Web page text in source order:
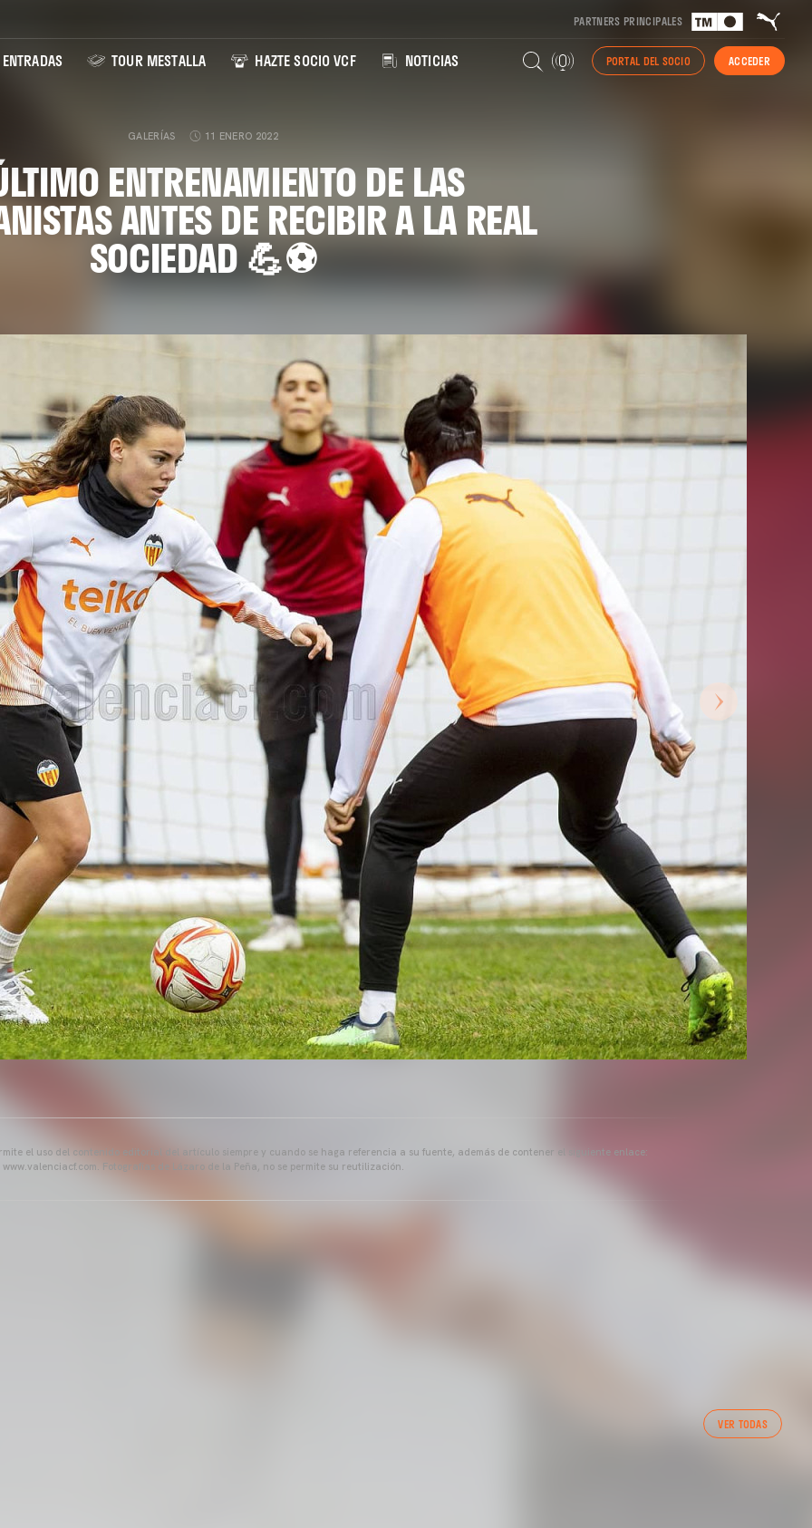
PARTNERS PRINCIPALES
ENTRADAS TOUR MESTALLA HAZTE SOCIO VCF NOTICIAS PORTAL DEL SOCIO ACCEDER
GALERÍAS 11 ENERO 2022
ENTRENAMIENTO DE LAS
ANTES DE RECIBIR A LA REAL
SOCIEDAD 💪⚽
el uso del contenido editorial del artículo siempre y cuando se haga referencia a su fuente, además de contener el siguiente enlace:
www.valenciacf.com. Fotografías de Lázaro de la Peña, no se permite su reutilización.
VER TODAS